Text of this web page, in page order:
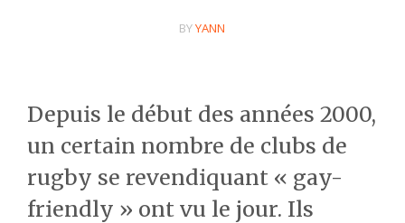
BYYANN
Depuis le début des années 2000,
un certain nombre de clubs de
rugby se revendiquant « gay-
friendly » ont vu le jour. Ils